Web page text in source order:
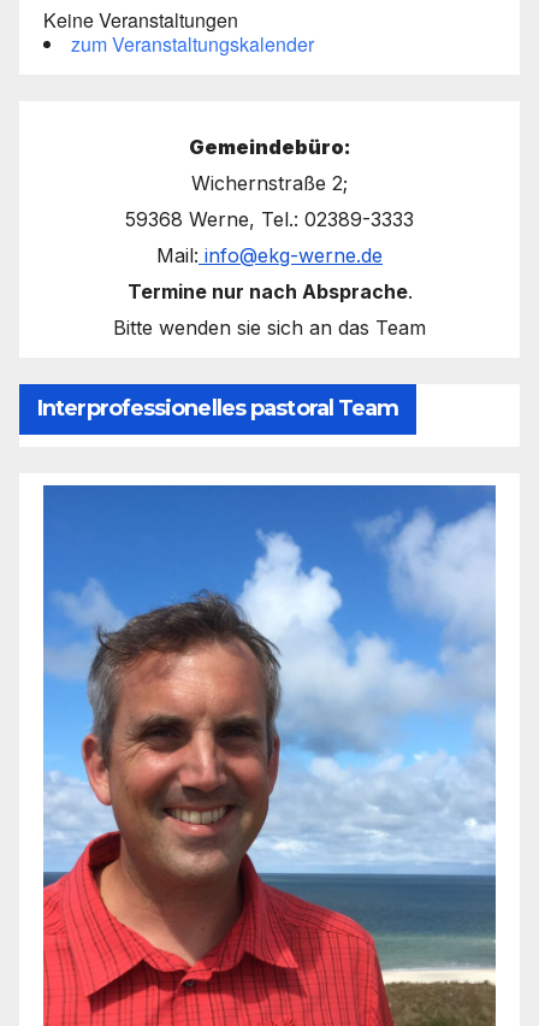
Keine Veranstaltungen
zum Veranstaltungskalender
Gemeindebüro:
Wichernstraße 2;
59368 Werne, Tel.: 02389-3333
Mail: info@ekg-werne.de
Termine nur nach Absprache.
Bitte wenden sie sich an das Team
Interprofessionelles pastoral Team